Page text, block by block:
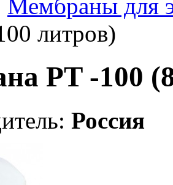
Мембраны для
литров)
PT -100
Россия